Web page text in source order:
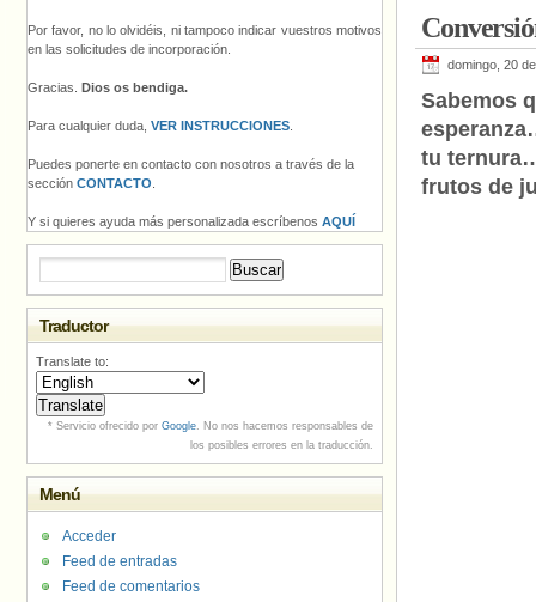
domingo, 20
Sabemos
tu
frutos de
Por favor, no lo olvidéis, ni tampoco indicar vuestros motivos
en las solicitudes de incorporación.
Gracias. Dios os bendiga.
Para cualquier duda, VER INSTRUCCIONES
Puedes ponerte en contacto con nosotros a través de la
sección CONTACTO
Y si quieres ayuda más personalizada escríbenos AQUÍ
Traductor
Translate to:
* Servicio ofrecido por Google. No nos hacemos responsables de
los posibles errores en la traducción.
Menú
Acceder
Feed de entradas
Feed de comentarios